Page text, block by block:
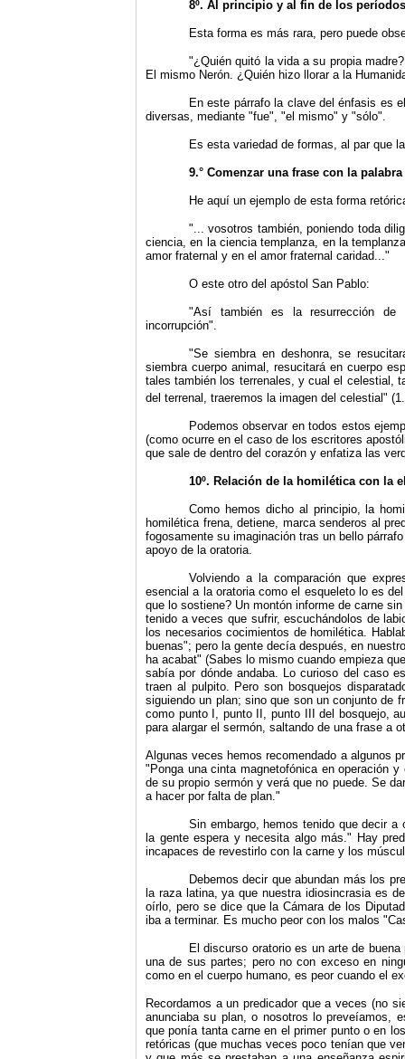
8º. Al principio y al fin de los
Esta forma es más rara, pero puede
"¿Quién quitó la vida a su propia
El mismo Nerón. ¿Quién hizo llorar a la
En este párrafo la clave del énfasis es
diversas, mediante "fue", "el mismo" y "sólo".
Es esta variedad de formas, al par que
9.° Comenzar una frase con la
He aquí un ejemplo de esta forma
"... vosotros también, poniendo toda
ciencia, en la ciencia templanza, en la
amor fraternal y en el amor fraternal caridad..."
O este otro del apóstol San Pablo:
"Así también es la resurrección de
incorrupción".
"Se siembra en deshonra, se
siembra cuerpo animal, resucitará en cuerpo
tales también los terrenales, y cual el celestial,
del terrenal, traeremos la imagen del celestial" (1.
Podemos observar en todos estos
(como ocurre en el caso de los escritores
que sale de dentro del corazón y enfatiza las
10º. Relación de la homilética con la
Como hemos dicho al principio, la
homilética frena, detiene, marca senderos al
fogosamente su imaginación tras un bello
apoyo de la oratoria.
Volviendo a la comparación que
esencial a la oratoria como el esqueleto lo es
que lo sostiene? Un montón informe de carne
tenido a veces que sufrir, escuchándolos de
los necesarios cocimientos de homilética.
buenas"; pero la gente decía después, en
ha acabat" (Sabes lo mismo cuando empieza
sabía por dónde andaba. Lo curioso del caso
traen al pulpito. Pero son bosquejos
siguiendo un plan; sino que son un conjunto de
como punto I, punto II, punto IIIdel bosquejo,
para alargar el sermón, saltando de una frase a
Algunas veces hemos recomendado a algunos
"Ponga una cinta magnetofónica en operación
de su propio sermón y verá que no puede. Se
a hacer por falta de plan."
Sin embargo, hemos tenido que decir
la gente espera y necesita algo más." Hay
incapaces de revestirlo con la carne y los
Debemos decir que abundan más los
la raza latina, ya que nuestra idiosincrasia es
oírlo, pero se dice que la Cámara de los
iba a terminar. Es mucho peor con los malos
El discurso oratorio es un arte de
una de sus partes; pero no con exceso en
como en el cuerpo humano, es peor cuando el
Recordamos a un predicador que a veces (no
anunciaba su plan, o nosotros lo preveíamos,
que ponía tanta carne en el primer punto o en
retóricas (que muchas veces poco tenían que